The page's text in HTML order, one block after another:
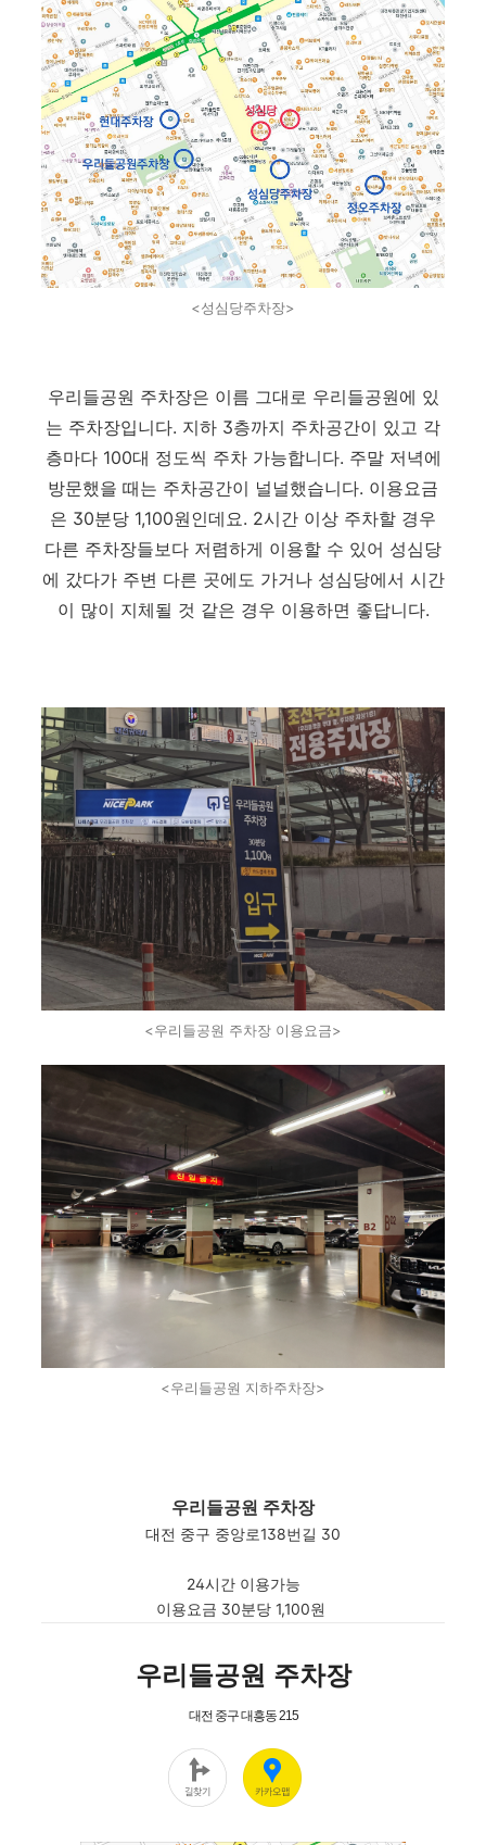
<성심당주차장>
우리들공원 주차장은 이름 그대로 우리들공원에 있
는 주차장입니다. 지하 3층까지 주차공간이 있고 각
층마다 100대 정도씩 주차 가능합니다. 주말 저녁에
방문했을 때는 주차공간이 널널했습니다. 이용요금
은 30분당 1,100원인데요. 2시간 이상 주차할 경우
다른 주차장들보다 저렴하게 이용할 수 있어 성심당
에 갔다가 주변 다른 곳에도 가거나 성심당에서 시간
이 많이 지체될 것 같은 경우 이용하면 좋답니다.
<우리들공원 주차장 이용요금>
<우리들공원 지하주차장>
우리들공원 주차장
대전 중구 중앙로138번길 30
24시간 이용가능
이용요금 30분당 1,100원